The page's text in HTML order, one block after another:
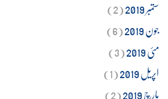
ستمبر 2019
(2)
جون 2019
(6)
مئی 2019
(3)
اپریل 2019
(1)
مارچ 2019
(2)